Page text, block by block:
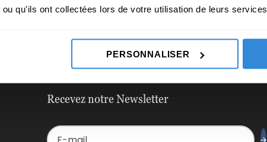
qu'ils ont collectées lors de votre utilisation de leurs services.
PERSONNALISER
Recevez notre Newsletter